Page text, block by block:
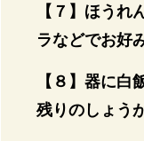
【７】ほう
ラなどでお好
【８】器に白
残りのしょう